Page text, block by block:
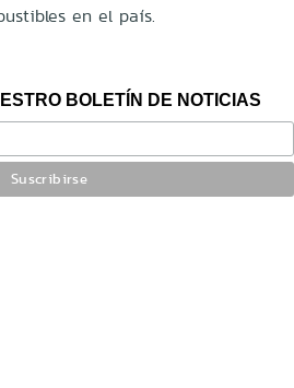
en el país.
BOLETÍN DE NOTICIAS